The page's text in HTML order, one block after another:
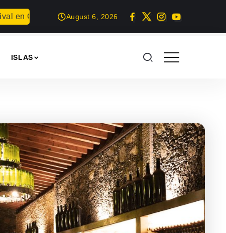
Canaria Proyección del documental: Las horas ciegas
August 6, 2026
ISLAS